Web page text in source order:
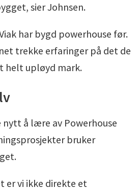
sier Johnsen.
har bygd powerhouse før.
trekke erfaringer på det de
helt upløyd mark.
å lære av Powerhouse
bruker
er vi ikke direkte et